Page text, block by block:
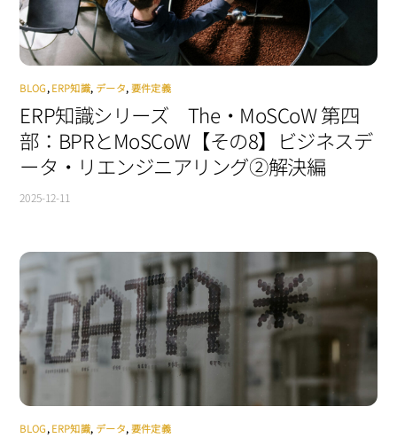
BLOG,ERP知識, データ,要件定義
ERP知識シリーズ The・MoSCoW 第四
部：BPRとMoSCoW【その8】ビジネスデ
ータ・リエンジニアリング②解決編
2025-12-11
BLOG,ERP知識, データ,要件定義